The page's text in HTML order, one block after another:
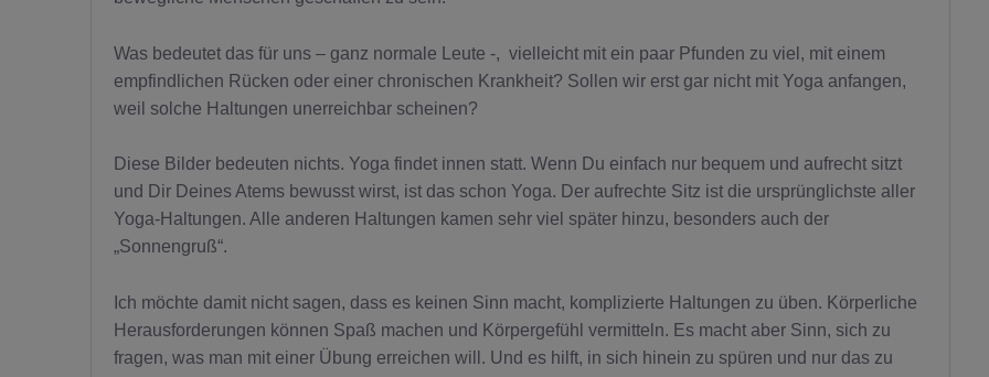
Was bedeutet das für uns – ganz normale Leute -, vielleicht mit ein paar Pfunden zu viel, mit einem
empfindlichen Rücken oder einer chronischen Krankheit? Sollen wir erst gar nicht mit Yoga anfangen,
weil solche Haltungen unerreichbar scheinen?
Diese Bilder bedeuten nichts. Yoga findet innen statt. Wenn Du einfach nur bequem und aufrecht sitzt
und Dir Deines Atems bewusst wirst, ist das schon Yoga. Der aufrechte Sitz ist die ursprünglichste aller
Yoga-Haltungen. Alle anderen Haltungen kamen sehr viel später hinzu, besonders auch der
„Sonnengruß“.
Ich möchte damit nicht sagen, dass es keinen Sinn macht, komplizierte Haltungen zu üben. Körperliche
Herausforderungen können Spaß machen und Körpergefühl vermitteln. Es macht aber Sinn, sich zu
fragen, was man mit einer Übung erreichen will. Und es hilft, in sich hinein zu spüren und nur das zu